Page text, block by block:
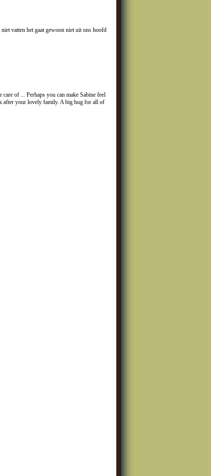
vatten het gaat gewoon niet uit ons hoofd
of ... Perhaps you can make Sabine feel
after your lovely family. A big hug for all of